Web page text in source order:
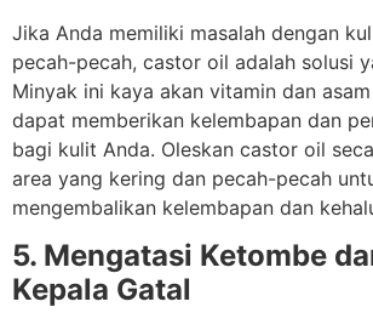
Jika Anda memiliki masalah dengan
pecah-pecah, castor oil adalah solusi
Minyak ini kaya akan vitamin dan
dapat memberikan kelembapan dan
bagi kulit Anda. Oleskan castor oil
area yang kering dan pecah-pecah
mengembalikan kelembapan dan
5. Mengatasi Ketombe
Kepala Gatal